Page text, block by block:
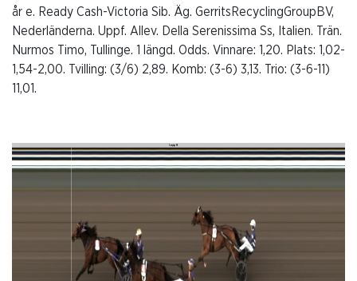
år e. Ready Cash-Victoria Sib. Äg. GerritsRecyclingGroupBV,
Nederländerna. Uppf. Allev. Della Serenissima Ss, Italien. Trän.
Nurmos Timo, Tullinge. 1 längd. Odds. Vinnare: 1,20. Plats: 1,02-
1,54-2,00. Tvilling: (3/6) 2,89. Komb: (3-6) 3,13. Trio: (3-6-11)
11,01.